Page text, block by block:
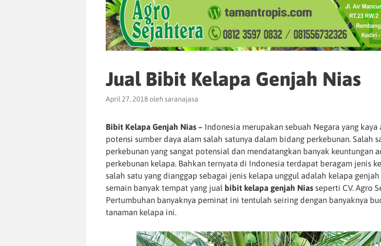
Jual Bibit Kelapa Genjah Nias
April 27, 2018 oleh saranajasa
Bibit Kelapa Genjah Nias – Indonesia merupakan sebuah Negara yang kaya
potensi sumber daya alam salah satunya dalam bidang perkebunan. Salah
perkebunan yang sangat potensial dan mendatangkan banyak keuntungan
perkebunan kelapa. Bahkan ternyata di Indonesia terdapat beragam jenis
salah satu yang dianggap sebagai jenis kelapa unggul adalah kelapa genjah
semain banyak tempat yang jual bibit kelapa genjah Nias seperti CV. Agro
Pertumbuhan banyaknya peminat ini tentulah seiring dengan banyaknya
tanaman kelapa ini.